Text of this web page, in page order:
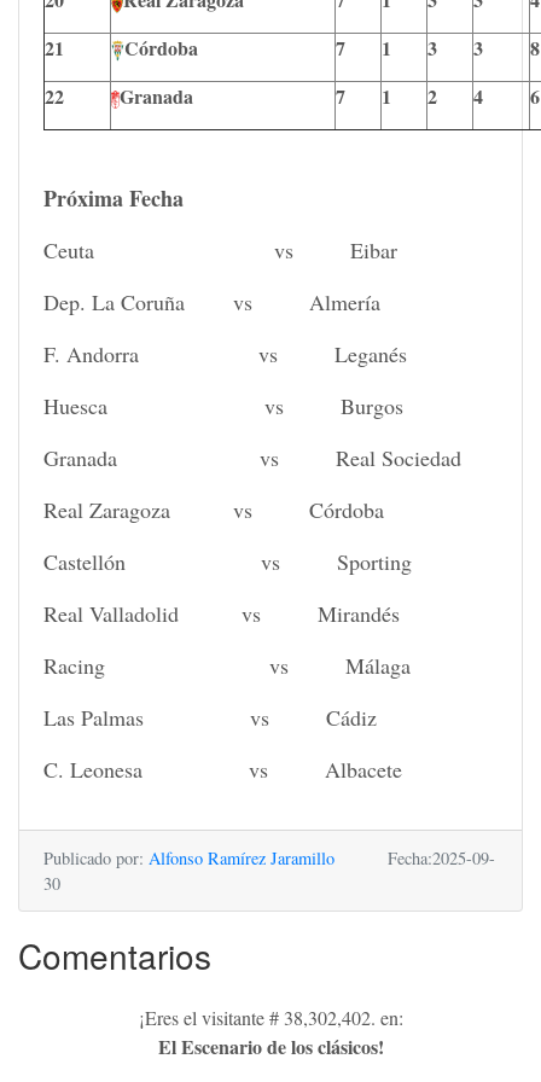
21
Córdoba 7 1 3 3
8
22
Granada 7 1 2 4 6
Próxima Fecha
Ceuta vs Eibar
Dep. La Coruña vs Almería
F. Andorra vs Leganés
Huesca vs Burgos
Granada vs Real Sociedad
Real Zaragoza vs Córdoba
Castellón vs Sporting
Real Valladolid vs Mirandés
Racing vs Málaga
Las Palmas vs Cádiz
C. Leonesa vs Albacete
Publicado por: Alfonso Ramírez Jaramillo Fecha:2025-09-
30
Comentarios
¡Eres el visitante # 38,302,402. en:
El Escenario de los clásicos!